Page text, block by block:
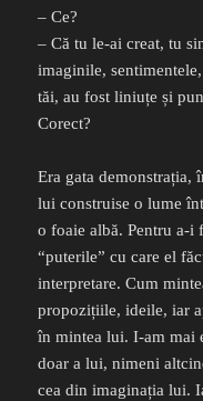
– Ce?
– Că tu le-ai creat, tu
imaginile,
tăi, au fost liniuțe și
Corect?
Era gata demonstrația,
lui construise o lume
o foaie albă. Pentru a-
“puterile” cu care el
interpretare. Cum
propozițiile, ideile, iar
în mintea lui. I-am mai
doar a lui, nimeni
cea din imaginația lui.